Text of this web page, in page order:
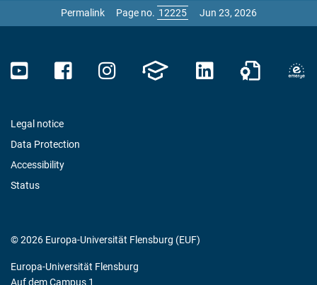
Permalink Page no. Jun 23, 2026
Legal notice
Data Protection
Accessibility
Status
© 2026 Europa-Universität Flensburg (EUF)
Europa-Universität Flensburg
Auf dem Campus 1